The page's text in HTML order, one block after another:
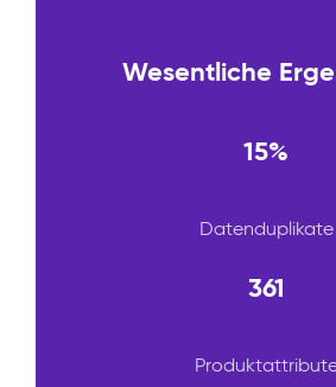
Wesentliche
15%
Datenduplikate
361